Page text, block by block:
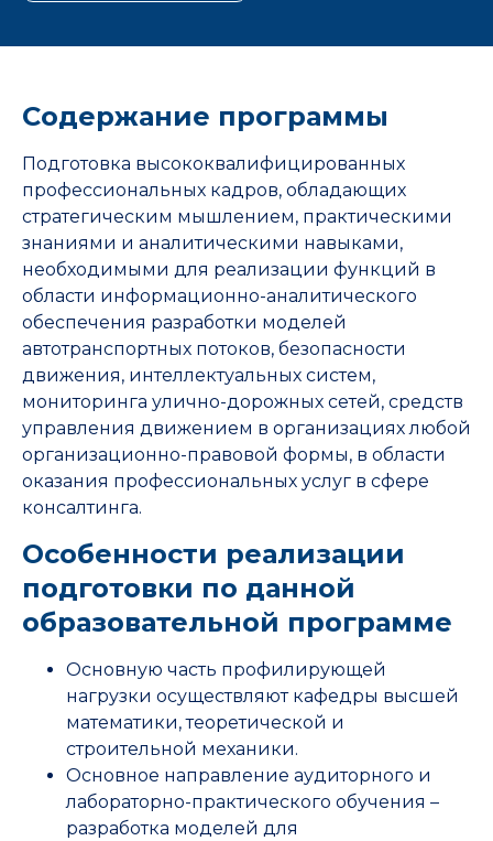
Содержание программы
Подготовка высококвалифицированных
профессиональных кадров, обладающих
стратегическим мышлением, практическими
знаниями и аналитическими навыками,
необходимыми для реализации функций в
области информационно-аналитического
обеспечения разработки моделей
автотранспортных потоков, безопасности
движения, интеллектуальных систем,
мониторинга улично-дорожных сетей, средств
управления движением в организациях любой
организационно-правовой формы, в области
оказания профессиональных услуг в сфере
консалтинга.
Особенности реализации
подготовки по данной
образовательной программе
Основную часть профилирующей
нагрузки осуществляют кафедры высшей
математики, теоретической и
строительной механики.
Основное направление аудиторного и
лабораторно-практического обучения –
разработка моделей для